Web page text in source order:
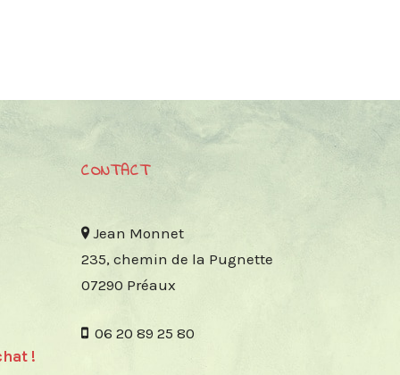
!
CONTACT
Jean Monnet
235, chemin de la Pugnette
07290 Préaux
06 20 89 25 80